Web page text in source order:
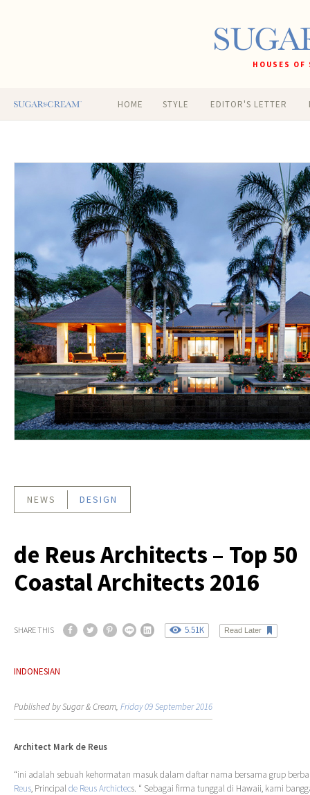
HOUSES
HOME STYLE EDITOR'S LETTER
NEWS DESIGN
de Reus Architects – Top 50
Coastal Architects 2016
SHARE THIS 5.51K Read Later
INDONESIAN
Published by Sugar & Cream, Friday 09 September 2016
Architect Mark de Reus
“ini adalah sebuah kehormatan masuk dalam daftar nama bersama grup
Reus, Principalde Reus Archictecs. “ Sebagai firma tunggal di Hawaii, kami